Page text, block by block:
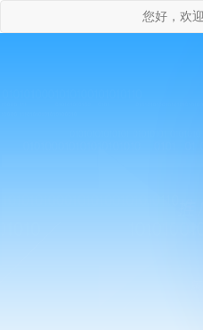
您好，欢